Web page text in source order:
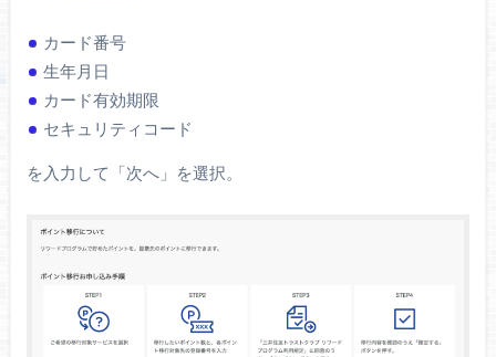
カード番号
生年月日
カード有効期限
セキュリティコード
を入力して「次へ」を選択。